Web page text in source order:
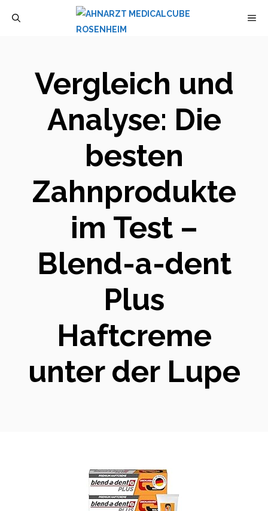
Vergleich und
Analyse: Die
besten
Zahnprodukte
im Test –
Blend-a-dent
Plus
Haftcreme
unter der Lupe